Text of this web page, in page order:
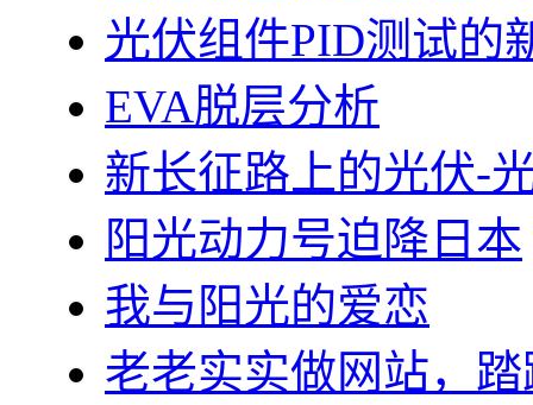
光伏组件PID测试的
EVA脱层分析
新长征路上的光伏-
阳光动力号迫降日本
我与阳光的爱恋
老老实实做网站，